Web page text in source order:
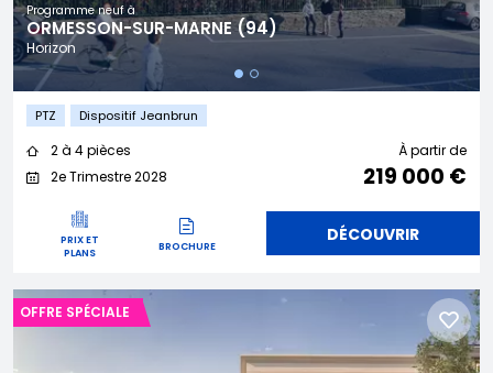
Programme neuf à
ORMESSON-SUR-MARNE (94)
Horizon
PTZ Dispositif Jeanbrun
2 à 4 pièces
2e Trimestre 2028
À partir de
219 000 €
PRIX ET
PLANS
BROCHURE
DÉCOUVRIR
OFFRE SPÉCIALE